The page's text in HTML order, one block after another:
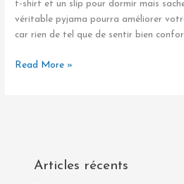
t-shirt et un slip pour dormir mais
véritable pyjama pourra améliorer
car rien de tel que de sentir bien
Read More »
Articles récents